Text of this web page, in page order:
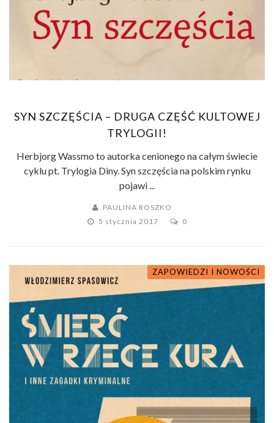
SYN SZCZĘŚCIA – DRUGA CZĘŚĆ KULTOWEJ
TRYLOGII!
Herbjorg Wassmo to autorka cenionego na całym świecie
cyklu pt. Trylogia Diny. Syn szczęścia na polskim rynku
pojawi ...
PAULINA ROSZKO
5 stycznia 2017
0
ZAPOWIEDZI I NOWOŚCI